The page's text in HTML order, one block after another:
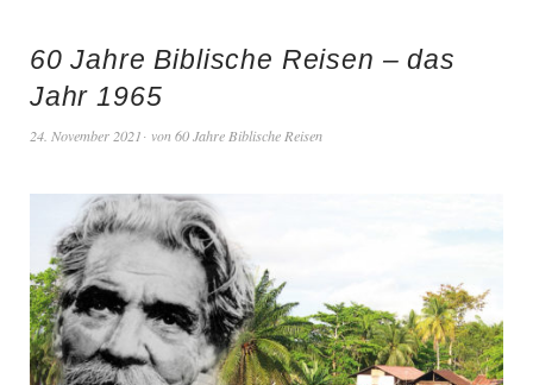
60 Jahre Biblische Reisen – das
Jahr 1965
24. November 2021 von 60 Jahre Biblische Reisen